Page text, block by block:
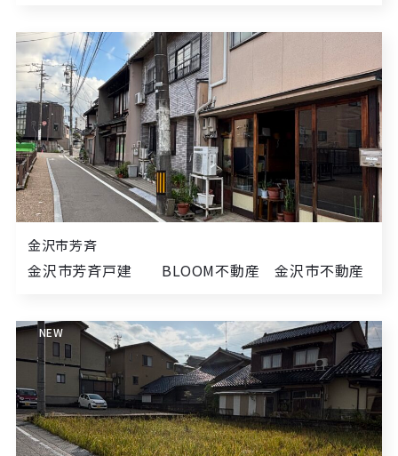
金沢市芳斉
金沢市芳斉戸建 BLOOM不動産 金沢市不動産
NEW